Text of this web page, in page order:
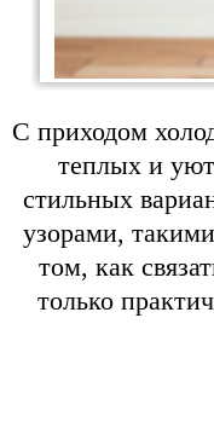
С приходом
теплых и
стильных
узорами,
том, как
только